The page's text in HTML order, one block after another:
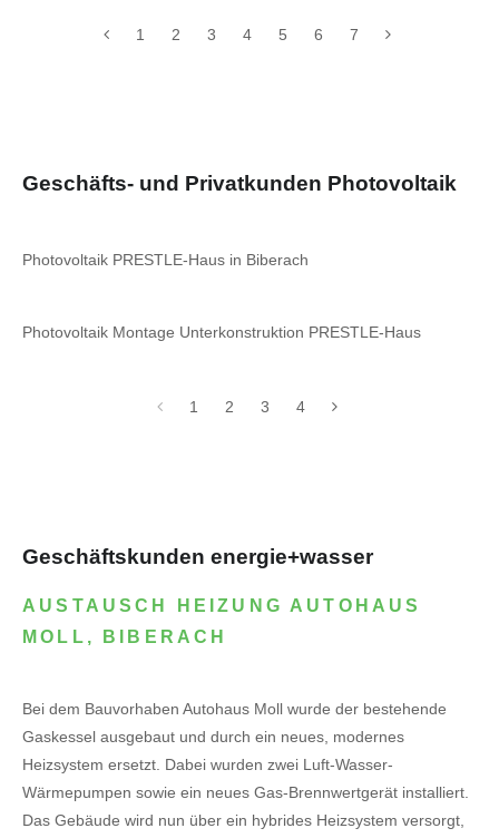
1 2 3 4 5 6 7
Geschäfts- und Privatkunden Photovoltaik
Photovoltaik PRESTLE-Haus in Biberach
Photovoltaik Montage Unterkonstruktion PRESTLE-Haus
1 2 3 4
Geschäftskunden energie+wasser
AUSTAUSCH HEIZUNG AUTOHAUS
MOLL, BIBERACH
Bei dem Bauvorhaben Autohaus Moll wurde der bestehende
Gaskessel ausgebaut und durch ein neues, modernes
Heizsystem ersetzt. Dabei wurden zwei Luft-Wasser-
Wärmepumpen sowie ein neues Gas-Brennwertgerät installiert.
Das Gebäude wird nun über ein hybrides Heizsystem versorgt,